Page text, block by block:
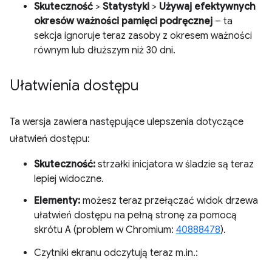
Skuteczność > Statystyki > Używaj efektywnych
okresów ważności pamięci podręcznej – ta
sekcja ignoruje teraz zasoby z okresem ważności
równym lub dłuższym niż 30 dni.
Ułatwienia dostępu
Ta wersja zawiera następujące ulepszenia dotyczące
ułatwień dostępu:
Skuteczność: strzałki inicjatora w śladzie są teraz
lepiej widoczne.
Elementy: możesz teraz przełączać widok drzewa
ułatwień dostępu na pełną stronę za pomocą
skrótu A (problem w Chromium: 40888478).
Czytniki ekranu odczytują teraz m.in.: